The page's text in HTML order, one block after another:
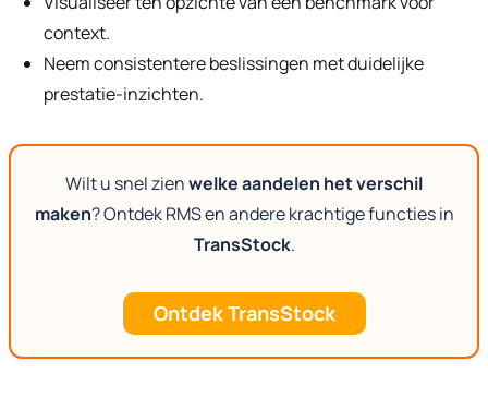
context.
Neem consistentere beslissingen met duidelijke
prestatie-inzichten.
Wilt u snel zienwelke aandelen het verschil
maken? Ontdek RMS en andere krachtige functies in
TransStock.
Ontdek TransStock